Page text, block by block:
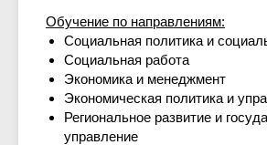
Обучение по направлениям:
Социальная политика и
Социальная работа
Экономика и менеджмент
Экономическая политика и
Региональное развитие и
управление